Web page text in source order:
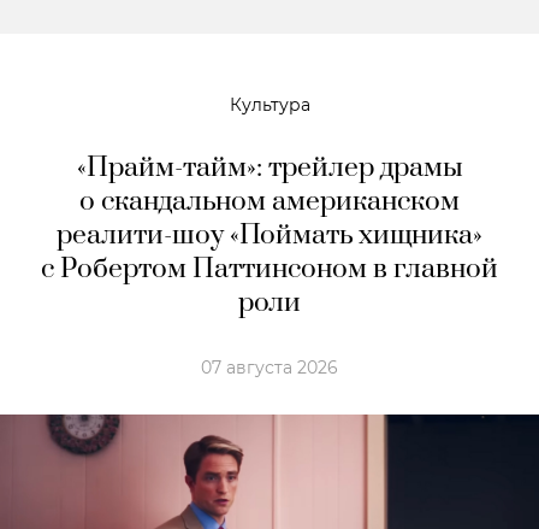
Культура
«Прайм-тайм»: трейлер драмы
о скандальном американском
реалити-шоу «Поймать хищника»
с Робертом Паттинсоном в главной
роли
07 августа 2026